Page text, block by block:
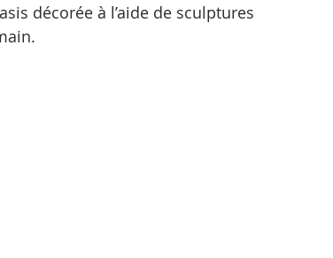
décorée à l’aide de sculptures